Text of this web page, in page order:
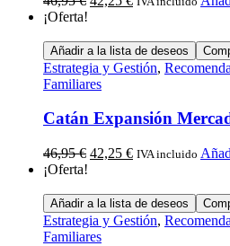
¡Oferta!
Añadir a la lista de deseos
Estrategia y Gestión,
Familiares
Catán Expansión
46,95€ 42,25 € IVA incluido
¡Oferta!
Añadir a la lista de deseos
Estrategia y Gestión,
Familiares